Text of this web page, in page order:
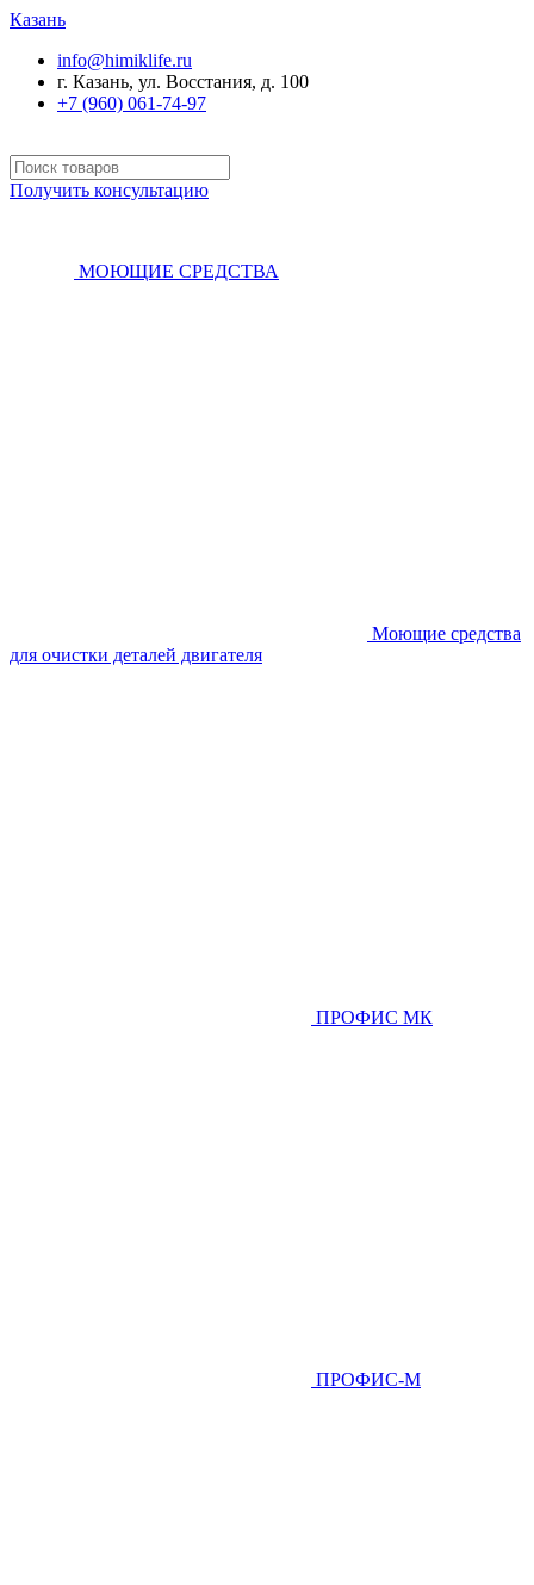
Казань
info@himiklife.ru
г. Казань, ул. Восстания, д. 100
+7 (960) 061-74-97
Получить консультацию
МОЮЩИЕ СРЕДСТВА
Моющие средства
для очистки деталей двигателя
ПРОФИС МК
ПРОФИС-М